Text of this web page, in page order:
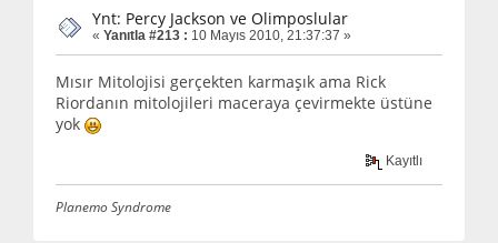
Ynt: Percy Jackson ve Olimposlular
« Yanıtla #213 : 10 Mayıs 2010, 21:37:37 »
Mısır Mitolojisi gerçekten karmaşık ama Rick
Riordanın mitolojileri maceraya çevirmekte üstüne
yok
Kayıtlı
Planemo Syndrome